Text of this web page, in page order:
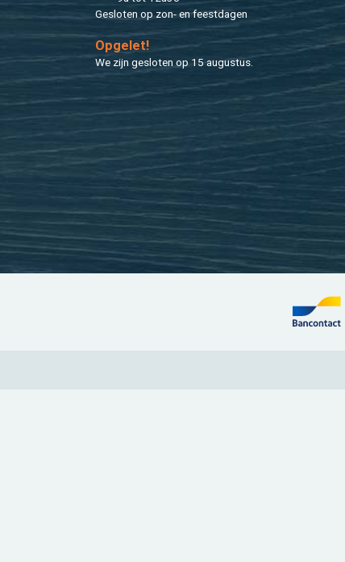
Ge­slo­ten op zon- en feest­da­gen
Op­ge­let!
We zijn ge­slo­ten op 15 au­gus­tus.